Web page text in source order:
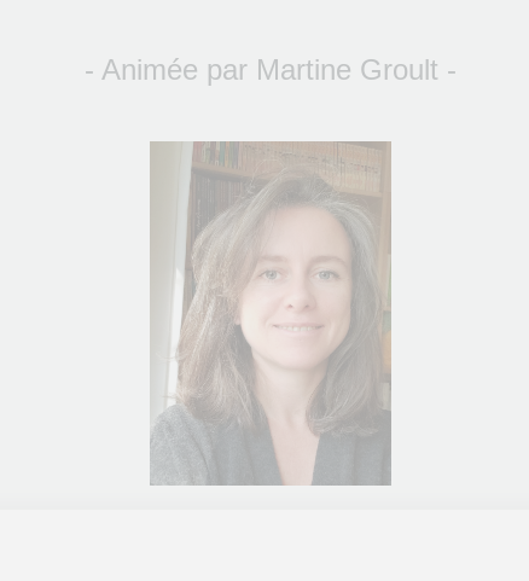
- Animée par Martine Groult -